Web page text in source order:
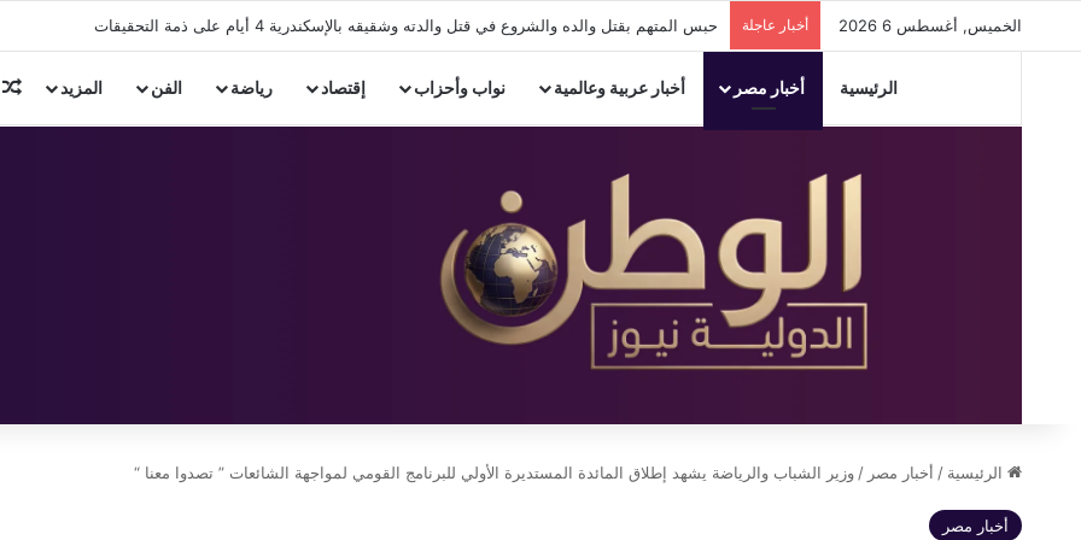
الخميس, أغسطس 6 2026 أخبار عاجلة حبس المتهم بقتل والده والشروع في قتل والدته وشقيقه بالإسكندرية 4 أيام على ذمة التحقيقات
الرئيسية أخبار مصر أخبار عربية وعالمية نواب وأحزاب إقتصاد رياضة الفن المزيد
الرئيسية / أخبار مصر / وزير الشباب والرياضة يشهد إطلاق المائدة المستديرة الأولي للبرنامج القومي لمواجهة الشائعات ” تصدوا معنا “
أخبار مصر